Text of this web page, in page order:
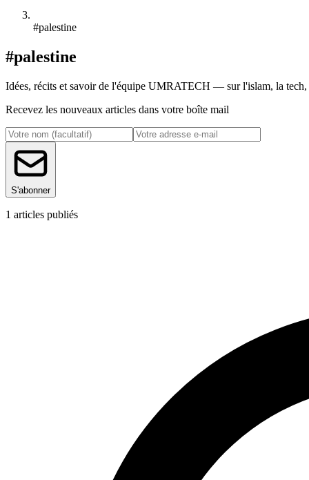
#palestine
#palestine
Idées, récits et savoir de l'équipe UMRATECH — sur l'islam, la tech,
Recevez les nouveaux articles dans votre boîte mail
S'abonner
1 articles publiés